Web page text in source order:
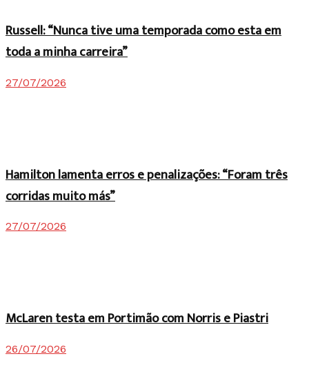
Russell: “Nunca tive uma temporada como esta em
toda a minha carreira”
27/07/2026
Hamilton lamenta erros e penalizações: “Foram três
corridas muito más”
27/07/2026
McLaren testa em Portimão com Norris e Piastri
26/07/2026